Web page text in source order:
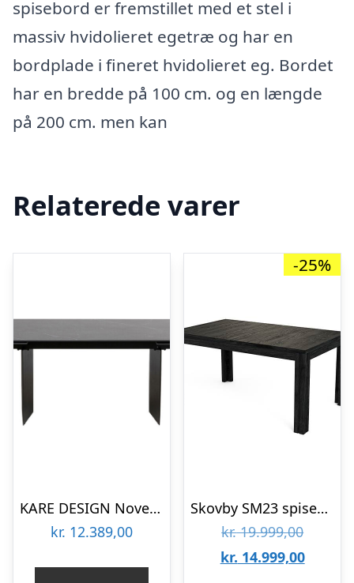
spisebord er fremstillet med et stel i
massiv hvidolieret egetræ og har en
bordplade i fineret hvidolieret eg. Bordet
har en bredde på 100 cm. og en længde
på 200 cm. men kan
Relaterede varer
KARE DESIGN Novel spisebord, inkl. 2 tillægsplader – sort keramik stentøj og stål (180(40+40)x90)
kr. 12.389,00
-25%
Skovby SM23 spisebord – Sort lakeret eg : Erling Christensen Møbler
kr.19.999,00Den
kr. 14.999,00Den